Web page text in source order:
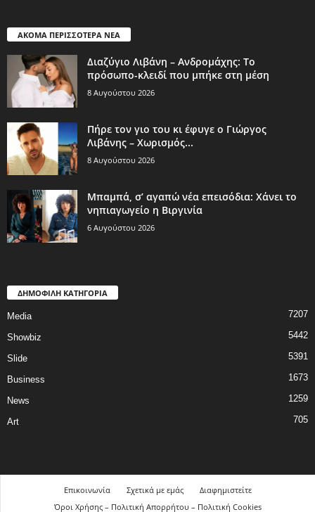
ΑΚΟΜΑ ΠΕΡΙΣΣΟΤΕΡΑ ΝΕΑ
Διαζύγιο Λιβάνη – Ανδρομάχης: Το
πρόσωπο-κλειδί που μπήκε στη μέση
8 Αυγούστου 2026
Πήρε τον γιο του κι έφυγε ο Γιώργος
Λιβάνης – Χωρισμός...
8 Αυγούστου 2026
Μπαμπά, σ’ αγαπώ νέα επεισόδια: Χάνει το
νηπιαγωγείο η Βιργινία
6 Αυγούστου 2026
ΔΗΜΟΦΙΛΗ ΚΑΤΗΓΟΡΙΑ
Media 7207
Showbiz 5442
Slide 5391
Business 1673
News 1259
Art 705
Επικοινωνία Σχετικά με εμάς
Διαφημιστείτε
Όροι Χρήσης – Πολιτική Απορρήτου – Πολιτική Cookies